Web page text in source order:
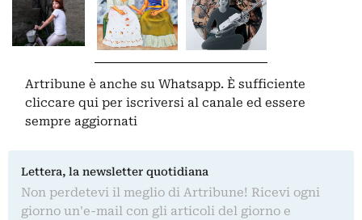
Artribune è anche su Whatsapp. È sufficiente
cliccare qui per iscriversi al canale ed essere
sempre aggiornati
Lettera, la newsletter quotidiana
Non perdetevi il meglio di Artribune! Ricevi ogni
giorno un'e-mail con gli articoli del giorno e